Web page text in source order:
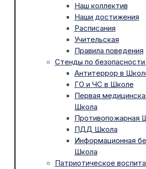
Наш коллектив
Наши достижения
Расписания
Учительская
Правила поведения
Стенды по
Антитеррор в
ГО и ЧС в Школе
Первая
Школа
Противопожарная
ПДД Школа
Информационная
Школа
Патриотическое